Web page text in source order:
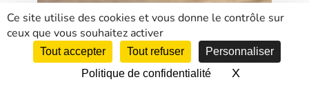
Ce site utilise des cookies et vous donne le contrôle sur
ceux que vous souhaitez activer
Tout accepter Tout refuser
Personnaliser
Politique de confidentialité
XMasquer le